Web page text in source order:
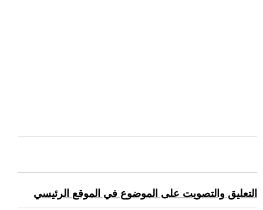
التعليق والتصويت على الموضوع في الموقع الرئيسي